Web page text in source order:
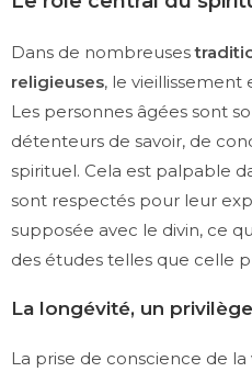
Dans de nombreuses
religieuses, le vieillissement
Les personnes âgées sont
détenteurs de savoir, de
spirituel. Cela est palpable
sont respectés pour leur
supposée avec le divin, ce
des études telles que celle
La longévité, un
La prise de conscience de